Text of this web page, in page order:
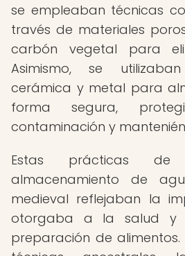
se empleaban técnicas
través de materiales
carbón vegetal para
Asimismo, se
cerámica y metal para
forma segura,
contaminación y
Estas prácticas de
almacenamiento de
medieval reflejaban la
otorgaba a la salud y
preparación de